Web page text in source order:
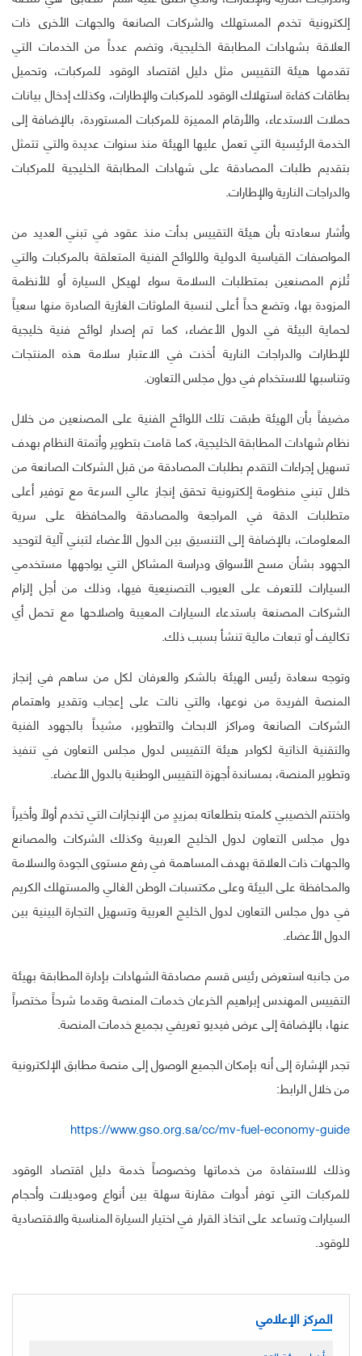
إلكترونية تخدم المستهلك والشركات الصانعة والجهات الأخرى ذات
العلاقة بشهادات المطابقة الخليجية، وتضم عدداً من الخدمات التي
تقدمها هيئة التقييس مثل دليل اقتصاد الوقود للمركبات، وتحميل
بطاقات كفاءة استهلاك الوقود للمركبات والإطارات، وكذلك إدخال بيانات
حملات الاستدعاء، والأرقام المميزة للمركبات المستوردة، بالإضافة إلى
الخدمة الرئيسية التي تعمل عليها الهيئة منذ سنوات عديدة والتي تتمثل
بتقديم طلبات المصادقة على شهادات المطابقة الخليجية للمركبات
والدراجات النارية والإطارات.
وأشار سعادته بأن هيئة التقييس بدأت منذ عقود في تبني العديد من
المواصفات القياسية الدولية واللوائح الفنية المتعلقة بالمركبات والتي
تُلزم المصنعين بمتطلبات السلامة سواء لهيكل السيارة أو للأنظمة
المزودة بها، وتضع حداً أعلى لنسبة الملوثات الغازية الصادرة منها سعياً
لحماية البيئة في الدول الأعضاء، كما تم إصدار لوائح فنية خليجية
للإطارات والدراجات النارية أخذت في الاعتبار سلامة هذه المنتجات
وتناسبها للاستخدام في دول مجلس التعاون.
مضيفاً بأن الهيئة طبقت تلك اللوائح الفنية على المصنعين من خلال
نظام شهادات المطابقة الخليجية، كما قامت بتطوير وأتمتة النظام بهدف
تسهيل إجراءات التقدم بطلبات المصادقة من قبل الشركات الصانعة من
خلال تبني منظومة إلكترونية تحقق إنجاز عالي السرعة مع توفير أعلى
متطلبات الدقة في المراجعة والمصادقة والمحافظة على سرية
المعلومات، بالإضافة إلى التنسيق بين الدول الأعضاء لتبني آلية لتوحيد
الجهود بشأن مسح الأسواق ودراسة المشاكل التي يواجهها مستخدمي
السيارات للتعرف على العيوب التصنيعية فيها، وذلك من أجل إلزام
الشركات المصنعة باستدعاء السيارات المعيبة واصلاحها مع تحمل أي
تكاليف أو تبعات مالية تنشأ بسبب ذلك.
وتوجه سعادة رئيس الهيئة بالشكر والعرفان لكل من ساهم في إنجاز
المنصة الفريدة من نوعها، والتي نالت على إعجاب وتقدير واهتمام
الشركات الصانعة ومراكز الابحاث والتطوير، مشيداً بالجهود الفنية
والتقنية الذاتية لكوادر هيئة التقييس لدول مجلس التعاون في تنفيذ
وتطوير المنصة، بمساندة أجهزة التقييس الوطنية بالدول الأعضاء.
واختتم الخصيبي كلمته بتطلعاته بمزيدٍ من الإنجازات التي تخدم أولاً وأخيراً
دول مجلس التعاون لدول الخليج العربية وكذلك الشركات والمصانع
والجهات ذات العلاقة بهدف المساهمة في رفع مستوى الجودة والسلامة
والمحافظة على البيئة وعلى مكتسبات الوطن الغالي والمستهلك الكريم
في دول مجلس التعاون لدول الخليج العربية وتسهيل التجارة البينية بين
الدول الأعضاء.
من جانبه استعرض رئيس قسم مصادقة الشهادات بإدارة المطابقة بهيئة
التقييس المهندس إبراهيم الخرعان خدمات المنصة وقدما شرحاً مختصراً
عنها، بالإضافة إلى عرض فيديو تعريفي بجميع خدمات المنصة.
تجدر الإشارة إلى أنه بإمكان الجميع الوصول إلى منصة مطابق الإلكترونية
من خلال الرابط:
https://www.gso.org.sa/cc/mv-fuel-economy-guide
وذلك للاستفادة من خدماتها وخصوصاً خدمة دليل اقتصاد الوقود
للمركبات التي توفر أدوات مقارنة سهلة بين أنواع وموديلات وأحجام
السيارات وتساعد على اتخاذ القرار في اختيار السيارة المناسبة والاقتصادية
للوقود.
المركز الإعلامي